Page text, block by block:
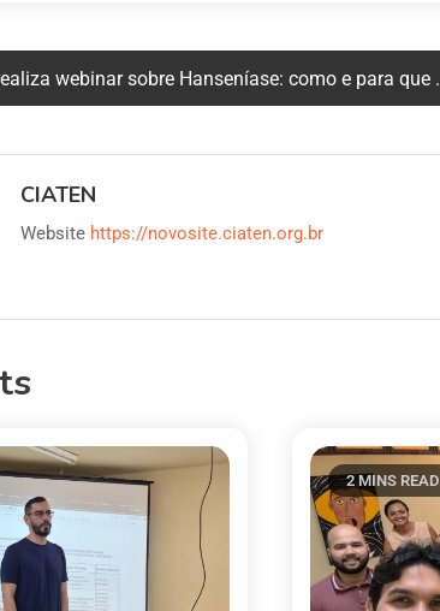
webinar sobre Hanseníase: como e para que Notificar?
CIATEN
Website https://novosite.ciaten.org.br
2 MINS READ